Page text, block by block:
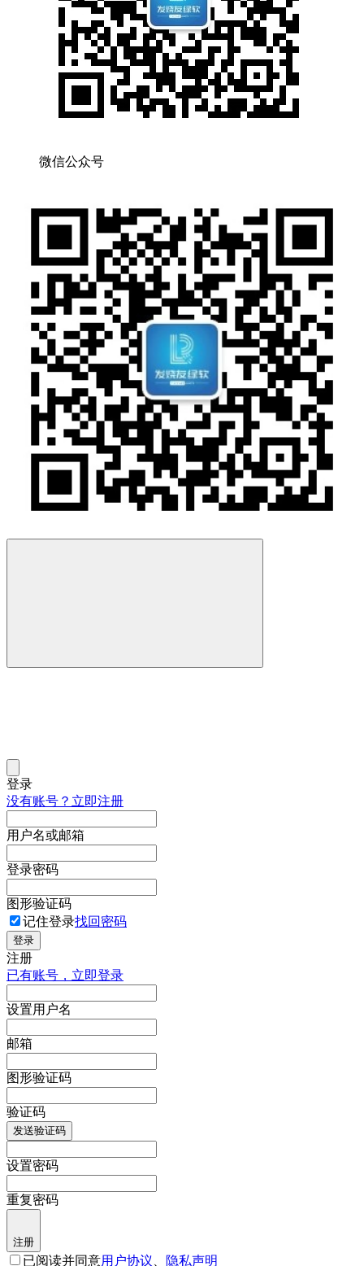
微信公众号
登录
没有账号？立即注册
用户名或邮箱
登录密码
图形验证码
记住登录找回密码
登录
注册
已有账号，立即登录
设置用户名
邮箱
图形验证码
验证码
发送验证码
设置密码
重复密码
注册
已阅读并同意用户协议 隐私声明